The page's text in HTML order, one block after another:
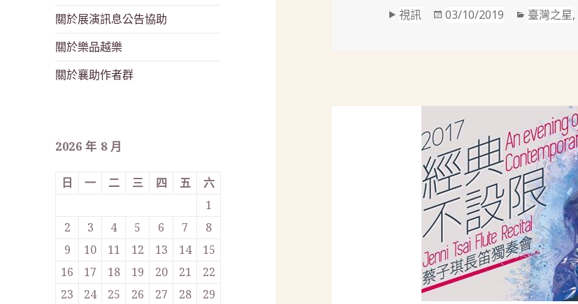
關於展演訊息公告協助
關於樂品越樂
關於襄助作者群
2026 年 8 月
日 一 二 三 四 五
六
1
2
3 4 5 6 7
8
9
10 11 12 13 14
15
16
17 18 19 20 21
22
23
24 25 26 27 28
29
格
視訊
發
03/10/2019
分
臺灣之星,